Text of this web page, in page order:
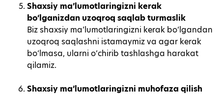
Shaxsiy ma’lumotlaringizni kerak
bo‘lganizdan uzoqroq saqlab turmaslik
Biz shaxsiy ma’lumotlaringizni kerak bo‘lgandan
uzoqroq saqlashni istamaymiz va agar kerak
bo‘lmasa, ularni o‘chirib tashlashga harakat
qilamiz.
Shaxsiy ma’lumotlaringizni muhofaza qilish